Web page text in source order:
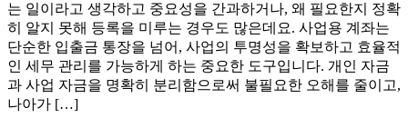
는 일이라고 생각하고 중요성을 간과하거나, 왜 필요한지 정확
히 알지 못해 등록을 미루는 경우도 많은데요. 사업용 계좌는
단순한 입출금 통장을 넘어, 사업의 투명성을 확보하고 효율적
인 세무 관리를 가능하게 하는 중요한 도구입니다. 개인 자금
과 사업 자금을 명확히 분리함으로써 불필요한 오해를 줄이고,
나아가 […]